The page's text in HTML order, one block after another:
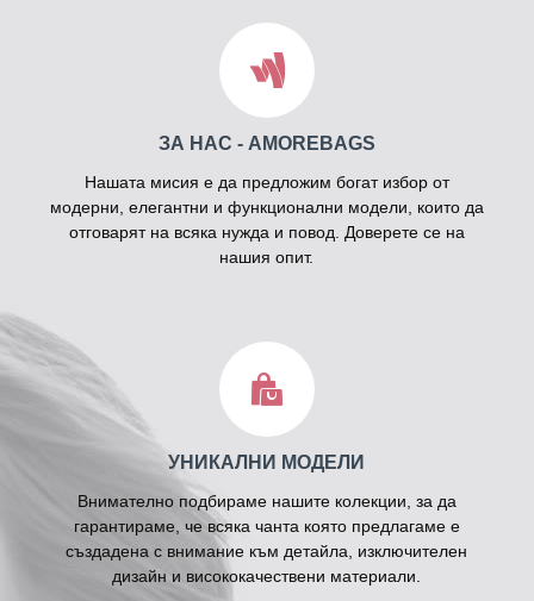
ЗА НАС - AMOREBAGS
Нашата мисия е да предложим богат избор от
модерни, елегантни и функционални модели, които да
отговарят на всяка нужда и повод. Доверете се на
нашия опит.
УНИКАЛНИ МОДЕЛИ
Внимателно подбираме нашите колекции, за да
гарантираме, че всяка чанта която предлагаме е
създадена с внимание към детайла, изключителен
дизайн и висококачествени материали.